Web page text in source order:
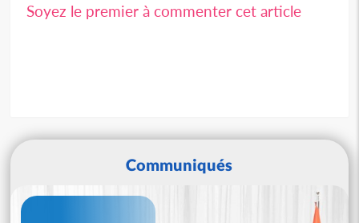
Soyez le premier à commenter cet article
Communiqués